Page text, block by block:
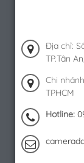
Địa chỉ:
TP.Tân
Chi
TPHCM
Hotline: